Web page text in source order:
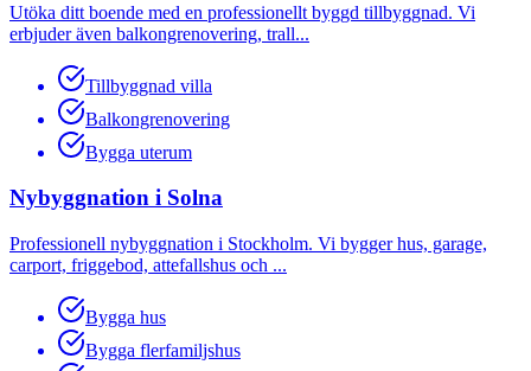
Utöka ditt boende med en professionellt byggd tillbyggnad. Vi
erbjuder även balkongrenovering, trall...
Tillbyggnad villa
Balkongrenovering
Bygga uterum
Nybyggnation i Solna
Professionell nybyggnation i Stockholm. Vi bygger hus, garage,
carport, friggebod, attefallshus och ...
Bygga hus
Bygga flerfamiljshus